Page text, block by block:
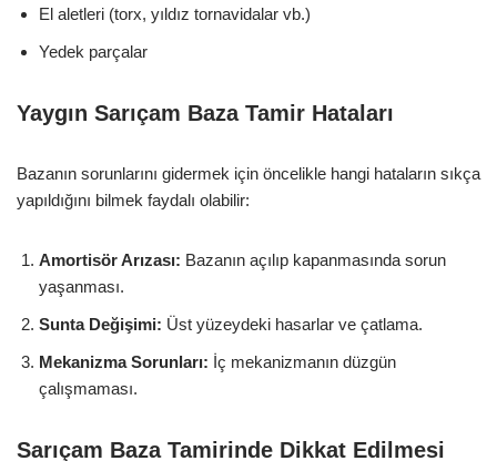
El aletleri (torx, yıldız tornavidalar vb.)
Yedek parçalar
Yaygın Sarıçam Baza Tamir Hataları
Bazanın sorunlarını gidermek için öncelikle hangi hataların sıkça
yapıldığını bilmek faydalı olabilir:
Amortisör Arızası: Bazanın açılıp kapanmasında sorun
yaşanması.
Sunta Değişimi: Üst yüzeydeki hasarlar ve çatlama.
Mekanizma Sorunları: İç mekanizmanın düzgün
çalışmaması.
Sarıçam Baza Tamirinde Dikkat Edilmesi